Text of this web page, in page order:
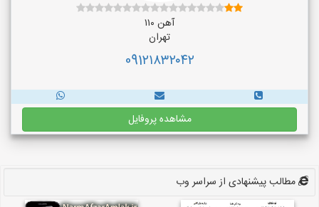
آهن ۱۱۰
تهران
091۲۱۸۳۲۰۴۲
مشاهده پروفایل
مطالب پیشنهادی از سراسر وب